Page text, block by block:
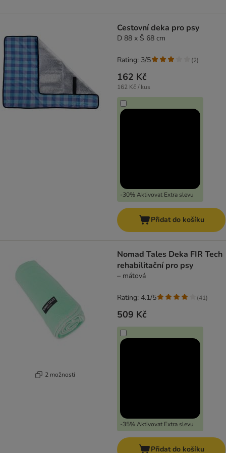
Cestovní deka pro psy
D 88 x Š 68 cm
162 Kč
162 Kč / kus
-30% Aktivovat Extra slevu
Rating: 3/5 (2)
Přidat do košíku
2 možností
Nomad Tales Deka FIR Tech
rehabilitační pro psy
– mátová
509 Kč
-35% Aktivovat Extra slevu
Rating: 4.1/5 (41)
Přidat do košíku